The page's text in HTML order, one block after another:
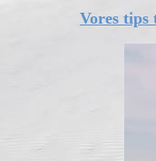
Vores tips